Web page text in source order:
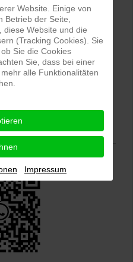
und Bildbearbeitung in
Rezensionen (Stand
Bewertung abgeben
Website. Einige von
Betrieb der Seite,
diese Website und die
(Tracking Cookies). Sie
Sie die Cookies
Sie, dass bei einer
alle Funktionalitäten
Impressum